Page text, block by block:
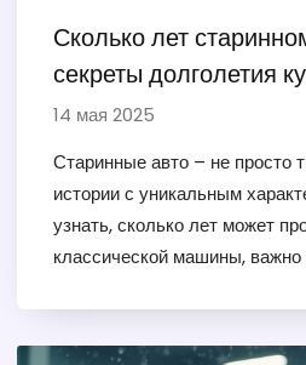
Сколько лет
секреты долголетия
14 мая 2025
Старинные авто – не просто
истории с уникальным
узнать, сколько лет может
классической машины, важно
описаны главные принципы